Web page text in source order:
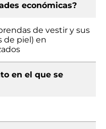
económicas?
de vestir y sus
de piel) en
en el que se